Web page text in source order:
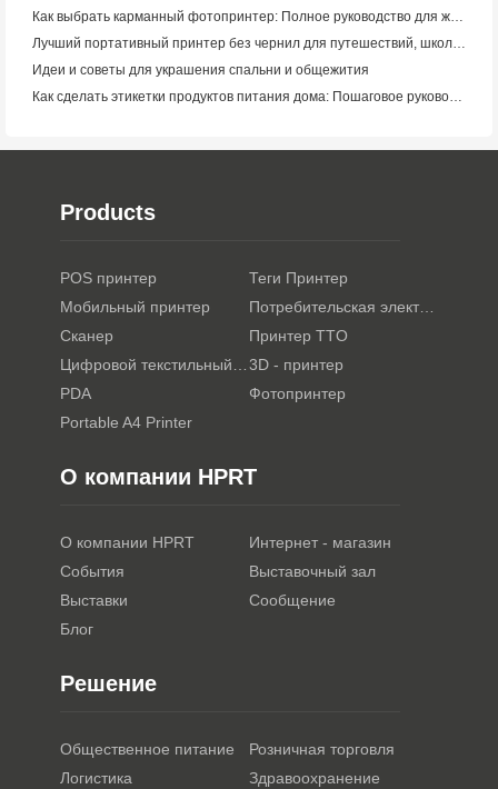
Как выбрать карманный фотопринтер: Полное руководство для журналистов, путешественников и пользователей iPhone
Лучший портативный принтер без чернил для путешествий, школы и мобильной работы: Hanin MT620 Pro Review
Идеи и советы для украшения спальни и общежития
Как сделать этикетки продуктов питания дома: Пошаговое руководство для малого пищевого бизнеса
Products
POS принтер
Теги Принтер
Мобильный принтер
Потребительская электроника
Сканер
Принтер TTO
Цифровой текстильный принтер3D - принтер
PDA
Фотопринтер
Portable A4 Printer
О компании HPRT
О компании HPRT
Интернет - магазин
События
Выставочный зал
Выставки
Сообщение
Блог
Решение
Общественное питание
Розничная торговля
Логистика
Здравоохранение